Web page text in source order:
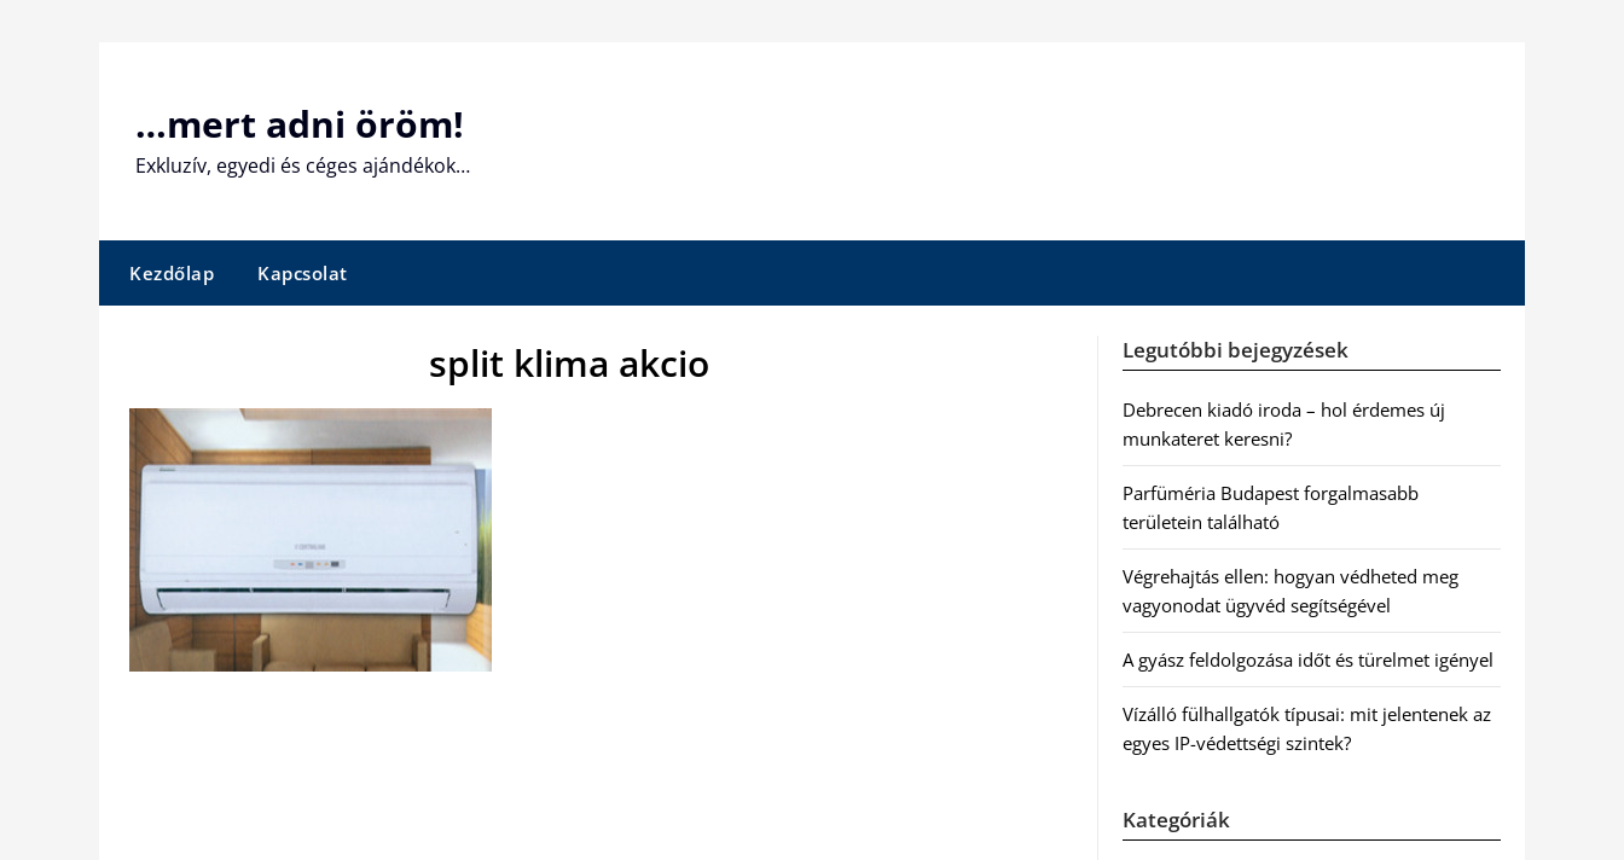
…mert adni öröm!
Exkluzív, egyedi és céges ajándékok…
Kezdőlap Kapcsolat
split klima akcio Legutóbbi bejegyzések
Debrecen kiadó iroda – hol érdemes új
munkateret keresni?
Parfüméria Budapest forgalmasabb
területein található
Végrehajtás ellen: hogyan védheted meg
vagyonodat ügyvéd segítségével
A gyász feldolgozása időt és türelmet igényel
Vízálló fülhallgatók típusai: mit jelentenek az
egyes IP-védettségi szintek?
Kategóriák